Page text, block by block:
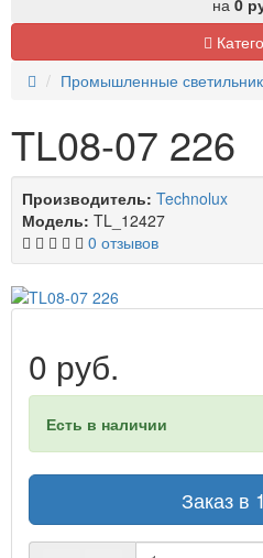
на 0
Промышленные
TL08-07 226
Производитель: Technolux
Модель: TL_12427
0 отзывов
0 руб.
Есть в наличии
Заказ в